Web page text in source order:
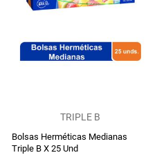
TRIPLE B
Bolsas Herméticas Medianas
Triple B X 25 Und